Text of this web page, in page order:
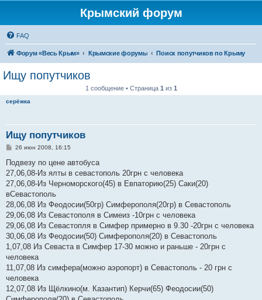
Крымский форум
FAQ
Форум «Весь Крым» Крымские форумы Поиск попутчиков по Крыму
Ищу попутчиков
1 сообщение • Страница 1 из 1
серёжка
Ищу попутчиков
С
о
б
щ
е
н
и
е
26 июн 2008, 16:15
Подвезу по цене автобуса
27,06,08-Из ялты в севастополь 20грн с человека
27,06,08-Из Черноморского(45) в Евпаторию(25) Саки(20)
вСевастополь
28,06,08 Из Феодосии(50гр) Симферополя(20гр) в Севастополь
29,06,08 Из Севастополя в Симеиз -10грн с человека
29,06,08 Из Севастопля в Симфер примерно в 9.30 -20грн с человека
30,06,08 Из Феодосии(50) Симферополя(20) в Севастополь
1,07,08 Из Севаста в Симфер 17-30 можно и раньше - 20грн с
человека
11,07,08 Из симфера(можно аэропорт) в Севастополь - 20 грн с
человека
12,07,08 Из Щёлкино(м. Казантип) Керчи(65) Феодосии(50)